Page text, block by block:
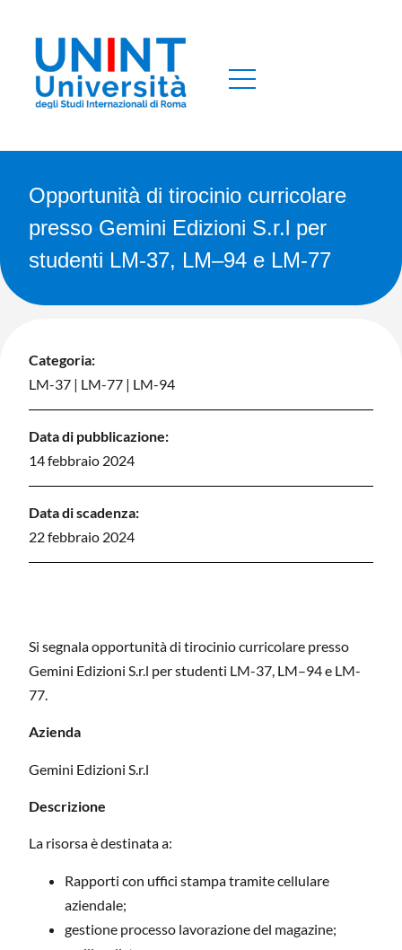
Opportunità di tirocinio curricolare
presso Gemini Edizioni S.r.l per
studenti LM-37, LM–94 e LM-77
Categoria:
LM-37 | LM-77 | LM-94
Data di pubblicazione:
14 febbraio 2024
Data di scadenza:
22 febbraio 2024
Si segnala opportunità di tirocinio curricolare presso
Gemini Edizioni S.r.l per studenti LM-37, LM–94 e LM-
77.
Azienda
Gemini Edizioni S.r.l
Descrizione
La risorsa è destinata a:
Rapporti con uffici stampa tramite cellulare
aziendale;
gestione processo lavorazione del magazine;